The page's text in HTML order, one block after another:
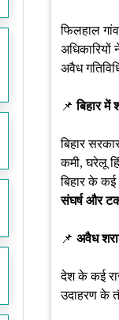
फिलहाल
अवैध
📌बिहार में
बिहार
कमी, घरेलू
बिहार के
संघर्ष और
📌 अवैध
देश के कई
उदाहरण के